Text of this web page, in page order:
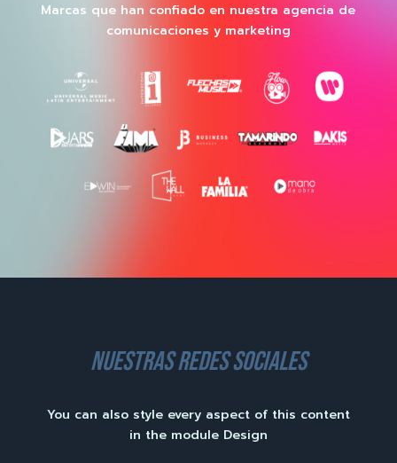
Marcas que han confiado en nuestra agencia de
comunicaciones y marketing
nuestras redes sociales
You can also style every aspect of this content
in the module Design